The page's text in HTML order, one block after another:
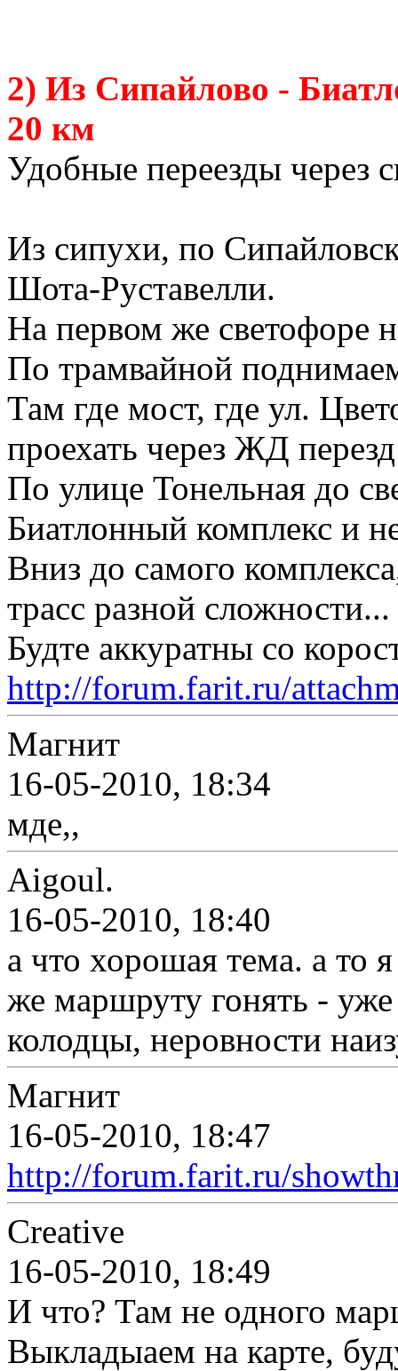
2) Из Сипайлово -
20 км
Удобные переезды через
Из сипухи, по
Шота-Руставелли.
На первом же светофоре
По трамвайной
Там где мост, где ул.
проехать через ЖД перезд
По улице Тонельная до
Биатлонный комплекс и
Вниз до самого
трасс разной сложности...
Будте аккуратны со
http://forum.farit.ru/
Магнит
16-05-2010, 18:34
мде,,
Aigoul.
16-05-2010, 18:40
а что хорошая тема. а то
же маршруту гонять -
колодцы, неровности
Магнит
16-05-2010, 18:47
http://forum.farit.ru/
Creative
16-05-2010, 18:49
И что? Там не одного
Выкладыаем на карте,